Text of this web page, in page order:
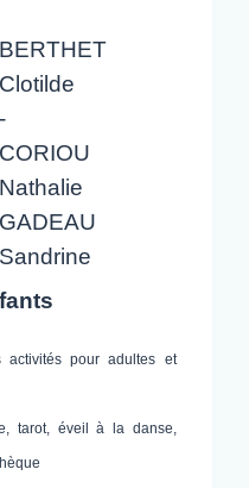
BERTHET
Clotilde
-
CORIOU
Nathalie
GADEAU
Sandrine
activités pour adultes et
tarot, éveil à la danse,